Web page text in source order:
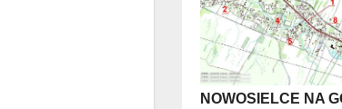
NOWOSIELCE NA